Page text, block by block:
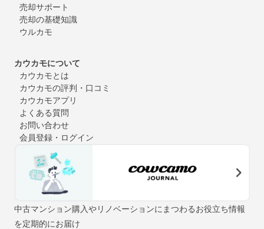
売却サポート
売却の基礎知識
ウルカモ
カウカモについて
カウカモとは
カウカモの評判・口コミ
カウカモアプリ
よくある質問
お問い合わせ
会員登録・ログイン
中古マンション購入やリノベーションにまつわるお役立ち情報
を定期的にお届け